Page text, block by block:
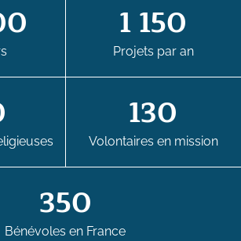
1 150
Projets par an
130
Volontaires en mission
350
Bénévoles en France